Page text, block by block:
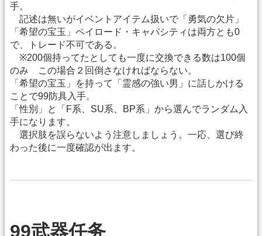
手。
記述は無いがイベントアイテム扱いで「勇気の欠片」
「希望の宝玉」ペイロード・キャパシティは両方とも0
で、トレード不可である。
※200個持ってたとしても一度に交換できる数は100個
のみ この場合２回倒さなければならない。
「希望の宝玉」を持って「霊感の強い男」に話しかける
ことで99防具入手。
「性別」と「F系、SU系、BP系」から選んでランダム入
手になります。
選択肢を誤らないよう注意しましょう。一応、選び終
わった後に一度確認が出ます。
99武器任务